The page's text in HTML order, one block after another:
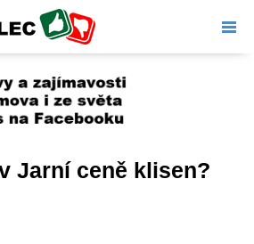
Jarní ceně klisen?